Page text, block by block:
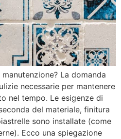
La domanda
necessarie per mantenere
nel tempo. Le esigenze di
del materiale, finitura
sono installate (come
Ecco una spiegazione